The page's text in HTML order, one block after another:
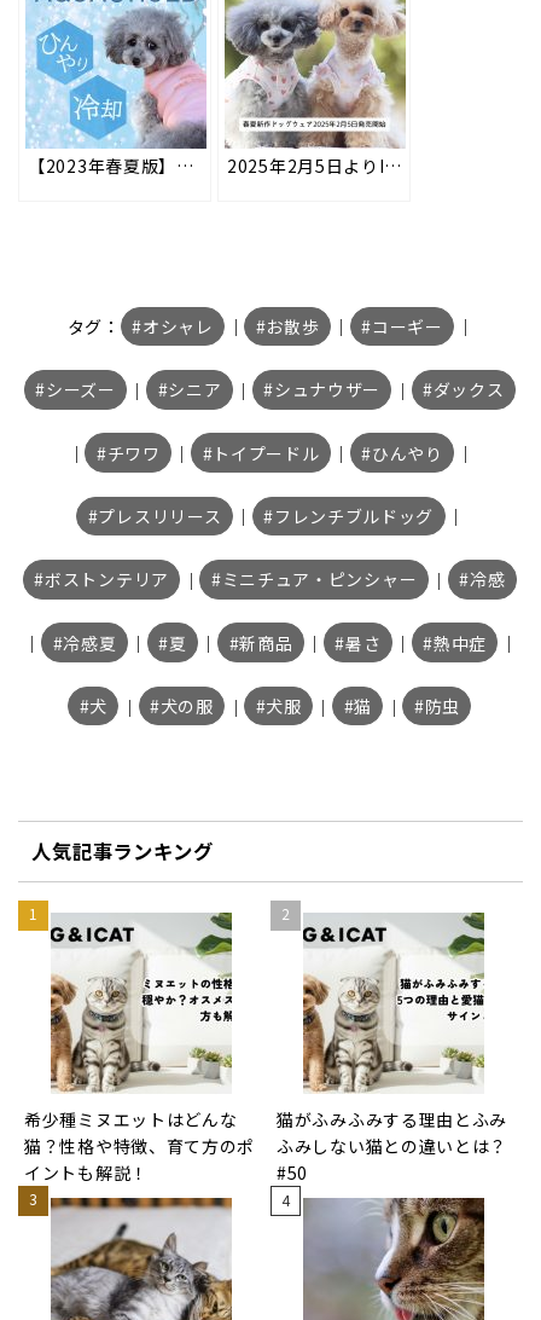
【2023年春夏版】水に濡らすだけで水冷効果でひんやり♪AQUA HOLD（アクアホールド） 2025年2月5日よりIDOG&ICATオリジナルの春夏新作ドッグウェアを販売開始！春のお散歩やお出かけに、心躍るやわらかな色合いが可愛い新作ドッグウェアです。
タグ： オシャレ ｜ お散歩 ｜ コーギー ｜
シーズー ｜ シニア ｜ シュナウザー ｜ ダックス
｜ チワワ ｜ トイプードル ｜ ひんやり ｜
プレスリリース ｜ フレンチブルドッグ ｜
ボストンテリア ｜ ミニチュア・ピンシャー ｜ 冷感
｜ 冷感夏 ｜ 夏 ｜ 新商品 ｜ 暑さ ｜ 熱中症 ｜
犬 ｜ 犬の服 ｜ 犬服 ｜ 猫 ｜ 防虫
人気記事ランキング
希少種ミヌエットはどんな
猫？性格や特徴、育て方のポ
イントも解説！
猫がふみふみする理由とふみ
ふみしない猫との違いとは？
#50